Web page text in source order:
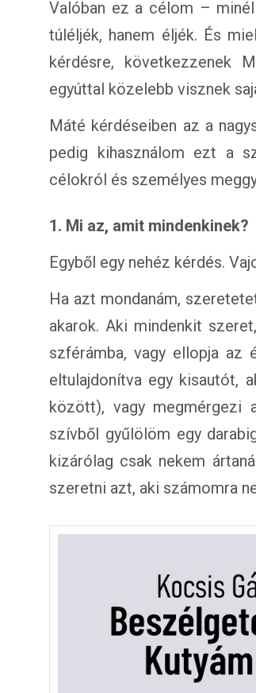
Valóban ez a célom –
túléljék, hanem éljék. És
kérdésre, következzenek
egyúttal közelebb visznek
Máté kérdéseiben az a
pedig kihasználom ezt a
célokról és személyes
1. Mi az, amit mindenkinek?
Egyből egy nehéz kérdés.
Ha azt mondanám,
akarok. Aki mindenkit
szférámba, vagy ellopja
eltulajdonítva egy kisautót,
között), vagy megmérgezi
szívből gyűlölöm egy
kizárólag csak nekem
szeretni azt, aki számomra